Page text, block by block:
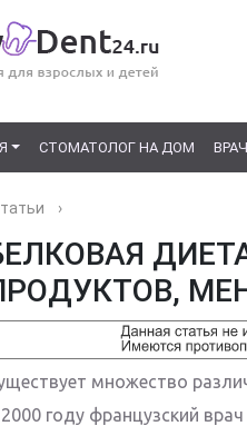
СТОМАТОЛОГ НА ДОМ
›
множество
году французский